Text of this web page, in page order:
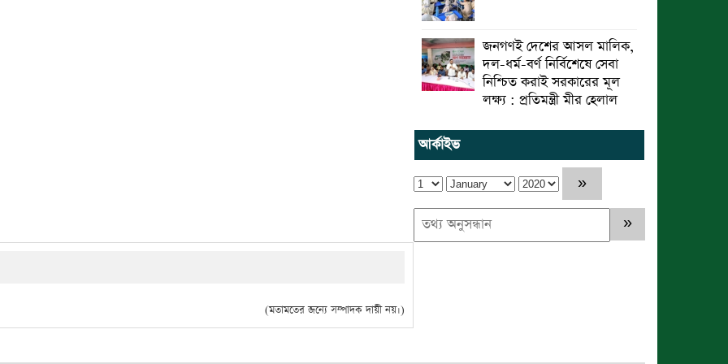
জনগণই দেশের আসল মালিক,
দল-ধর্ম-বর্ণ নির্বিশেষে সেবা
নিশ্চিত করাই সরকারের মূল
লক্ষ্য : প্রতিমন্ত্রী মীর হেলাল
আর্কাইভ
(মতামতের জন্যে সম্পাদক দায়ী নয়।)